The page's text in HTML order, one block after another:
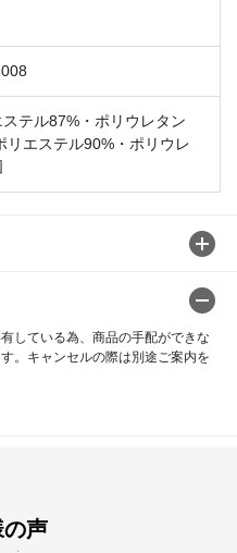
テル87%・ポリウレタン
リエステル90%・ポリウレ
している為、商品の手配ができな
。キャンセルの際は別途ご案内を
声